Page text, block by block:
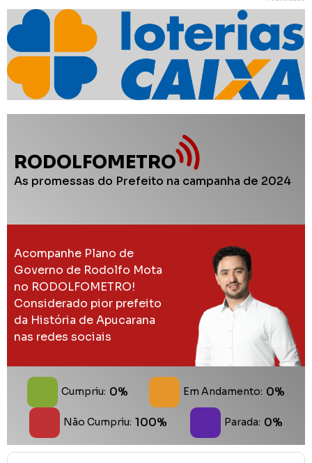
RODOLFOMETRO
As promessas do Prefeito na campanha de 2024
Acompanhe Plano de
Governo de Rodolfo Mota
no RODOLFOMETRO!
Considerado pior prefeito
da História de Apucarana
nas redes sociais
Cumpriu: 0% Em Andamento: 0%
Não Cumpriu: 100% Parada: 0%